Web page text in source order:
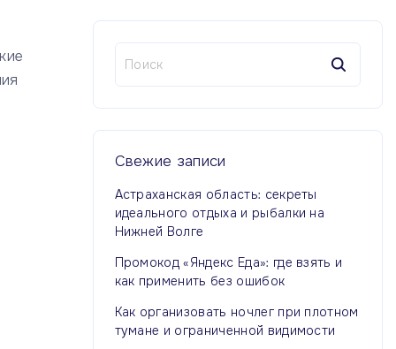
т
и
Свежие записи
Астраханская область: секреты
идеального отдыха и рыбалки на
Нижней Волге
Промокод «Яндекс Еда»: где взять и
как применить без ошибок
Как организовать ночлег при плотном
тумане и ограниченной видимости